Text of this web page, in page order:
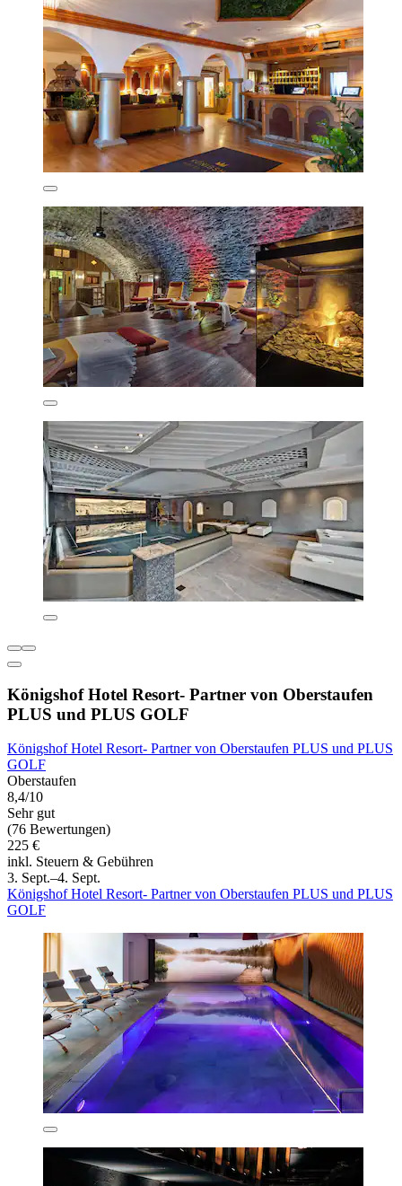
Königshof Hotel Resort- Partner von Oberstaufen
PLUS und PLUS GOLF
Königshof Hotel Resort- Partner von Oberstaufen PLUS und PLUS
GOLF
Oberstaufen
8,4/10
Sehr gut
(76 Bewertungen)
225 €
inkl. Steuern & Gebühren
3. Sept.–4. Sept.
Königshof Hotel Resort- Partner von Oberstaufen PLUS und PLUS
GOLF